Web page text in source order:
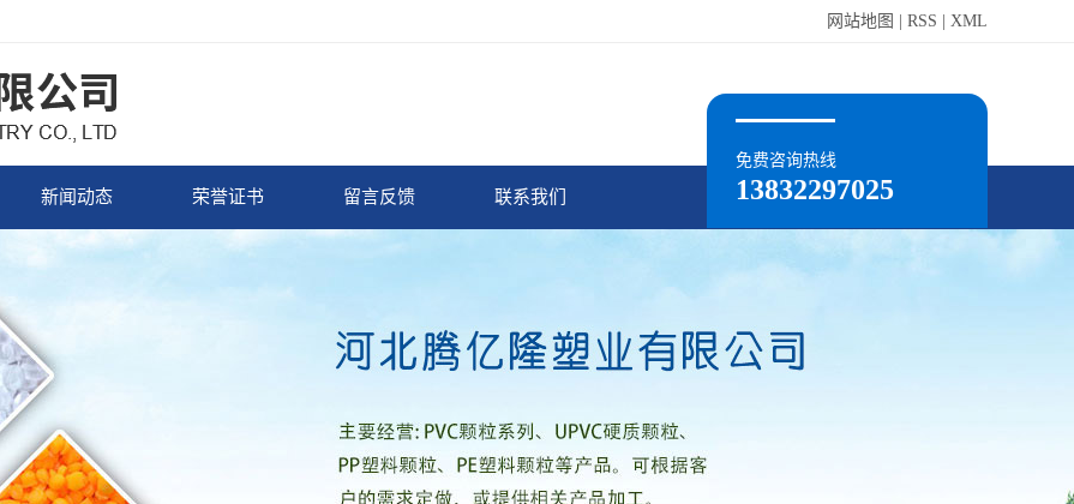
网站地图 RSS XML
免费咨询热线
13832297025
新闻动态
企业新闻
荣誉证书
荣誉证书
留言反馈 联系我们